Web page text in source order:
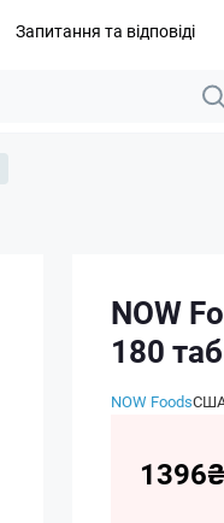
Запитання та відповіді
NOW
180 таб
NOW Foods
1396₴